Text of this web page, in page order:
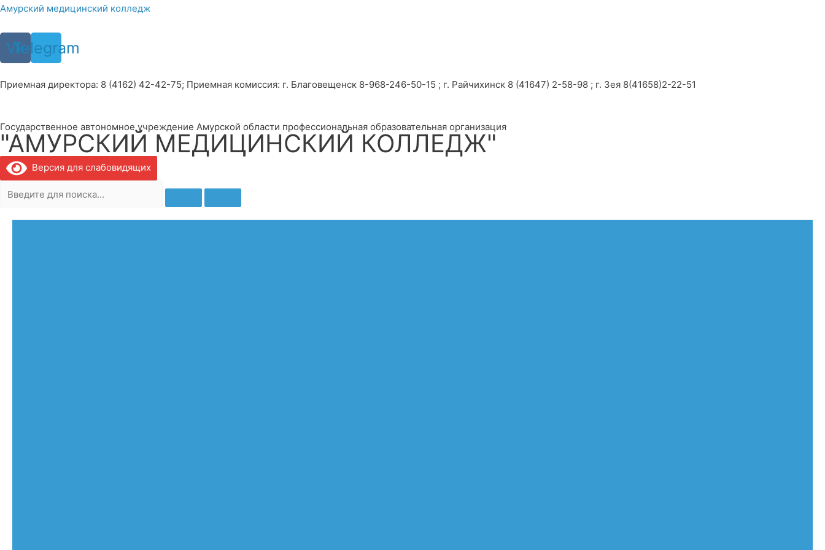
Перейти
содержимому
Амурский медицинский колледж
Vk
Telegram
Приемная директора: 8 (4162) 42-42-75; Приемная комиссия: г. Благовещенск 8-968-246-50-15 ; г. Райчихинск 8 (41647) 2-58-98 ; г. Зея 8(41658)2-22-51
Государственное автономное учреждение Амурской области профессиональная образовательная организация
"АМУРСКИЙ МЕДИЦИНСКИЙ КОЛЛЕДЖ"
Версия для слабовидящих